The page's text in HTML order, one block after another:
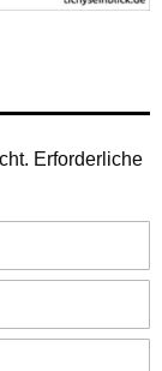
Erforderliche